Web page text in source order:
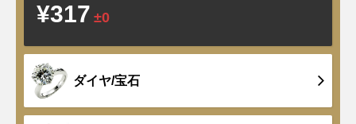
¥317 ±0
ダイヤ/宝石